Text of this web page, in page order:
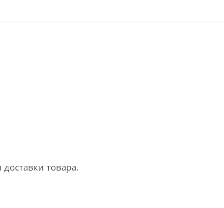
товара.